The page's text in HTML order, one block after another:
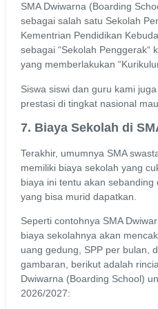
SMA Dwiwarna (Boarding
sebagai salah satu Sekolah
Kementrian Pendidikan
sebagai “Sekolah Penggerak“
yang memberlakukan
Siswa siswi dan guru kami
prestasi di tingkat nasional
7. Biaya Sekolah di
Terakhir, umumnya SMA
memiliki biaya sekolah yang
biaya ini tentu akan
yang bisa murid dapatkan.
Seperti contohnya SMA
biaya sekolahnya akan
uang gedung, SPP per bulan,
gambaran, berikut adalah
Dwiwarna (Boarding School)
2026/2027: